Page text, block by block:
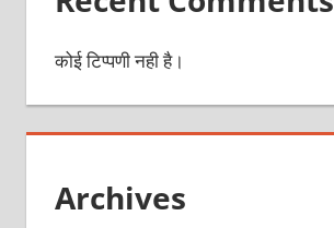
कोई टिप्पणी नही है।
Archives